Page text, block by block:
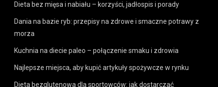
Dieta bez mięsa i nabiału – korzyści, jadłospis i porady
Dania na bazie ryb: przepisy na zdrowe i smaczne potrawy z
morza
Kuchnia na diecie paleo – połączenie smaku i zdrowia
Najlepsze miejsca, aby kupić artykuły spożywcze w rynku
Dieta bezglutenowa dla sportowców: jak dostarczać